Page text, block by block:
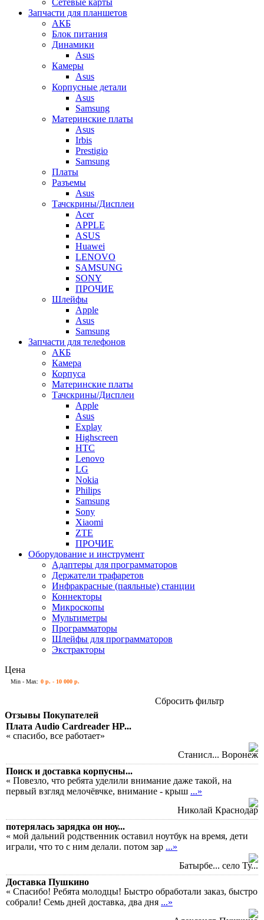
Запчасти для планшетов
АКБ
Блок питания
Динамики
Asus
Камеры
Asus
Корпусные детали
Asus
Samsung
Материнские платы
Asus
Irbis
Prestigio
Samsung
Платы
Разъемы
Asus
Тачскрины/Дисплеи
Acer
APPLE
ASUS
Huawei
LENOVO
SAMSUNG
SONY
ПРОЧИЕ
Шлейфы
Apple
Asus
Samsung
Запчасти для телефонов
АКБ
Камера
Корпуса
Материнские платы
Тачскрины/Дисплеи
Apple
Asus
Explay
Highscreen
HTC
Lenovo
LG
Nokia
Philips
Samsung
Sony
Xiaomi
ZTE
ПРОЧИЕ
Оборудование и инструмент
Адаптеры для программаторов
Держатели трафаретов
Инфракрасные (паяльные) станции
Коннекторы
Микроскопы
Мультиметры
Программаторы
Шлейфы для программаторов
Экстракторы
Цена
Min - Max: 0 р. - 10 000 р.
Сбросить фильтр
Отзывы Покупателей
Плата Audio Cardreader HP...
« спасибо, все работает»
Станисл... Воронеж
Поиск и доставка корпусны...
« Повезло, что ребята уделили внимание даже такой, на
первый взгляд мелочёвчке, внимание - крыш ...»
Николай Краснодар
потерялась зарядка он ноу...
« мой дальний родственник оставил ноутбук на время, дети
играли, что то с ним делали. потом зар ...»
Батырбе... село Ту...
Доставка Пушкино
« Спасибо! Ребята молодцы! Быстро обработали заказ, быстро
собрали! Семь дней доставка, два дня ...»